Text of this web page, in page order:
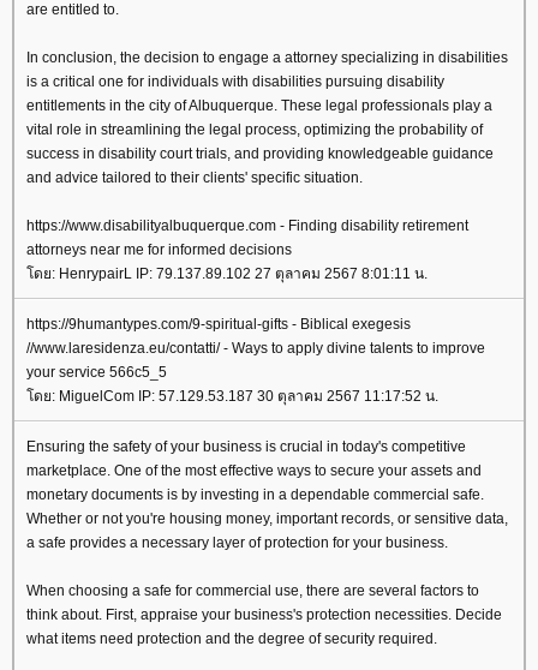
are entitled to.
In conclusion, the decision to engage a attorney specializing in disabilities
is a critical one for individuals with disabilities pursuing disability
entitlements in the city of Albuquerque. These legal professionals play a
vital role in streamlining the legal process, optimizing the probability of
success in disability court trials, and providing knowledgeable guidance
and advice tailored to their clients' specific situation.
https://www.disabilityalbuquerque.com - Finding disability retirement
attorneys near me for informed decisions
ดย: HenrypairL IP: 79.137.89.102 27 ตุลาคม 2567 8:01:11 น.
https://9humantypes.com/9-spiritual-gifts - Biblical exegesis
//www.laresidenza.eu/contatti/ - Ways to apply divine talents to improve
your service 566c5_5
ดย: MiguelCom IP: 57.129.53.187 30 ตุลาคม 2567 11:17:52 น.
Ensuring the safety of your business is crucial in today's competitive
marketplace. One of the most effective ways to secure your assets and
monetary documents is by investing in a dependable commercial safe.
Whether or not you're housing money, important records, or sensitive data,
a safe provides a necessary layer of protection for your business.
When choosing a safe for commercial use, there are several factors to
think about. First, appraise your business's protection necessities. Decide
what items need protection and the degree of security required.